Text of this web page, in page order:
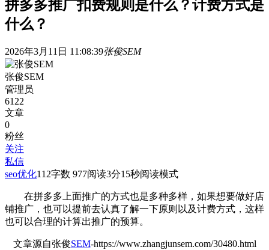
拼多多推广扣费规则是什么？计费方式是
什么？
2026年3月11日 11:08:39张俊SEM
张俊SEM
管理员
6122
文章
0
粉丝
关注
私信
seo优化112字数 977阅读3分15秒阅读模式
在拼多多上面推广的方式也是多种多样，如果想要做好店
铺推广，也可以提前去认真了解一下原则以及计费方式，这样
也可以合理的计算出推广的预算。
文章源自张俊SEM-https://www.zhangjunsem.com/30480.html